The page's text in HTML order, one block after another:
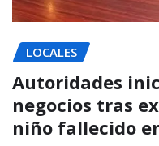
LOCALES
Autoridades
negocios tras
niño fallecido